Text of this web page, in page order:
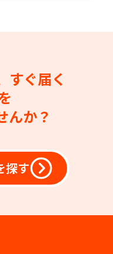
すぐ届く
んか？
探す